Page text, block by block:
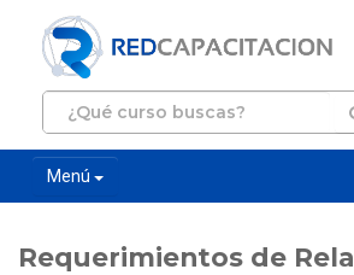
Menú
Requerimientos de